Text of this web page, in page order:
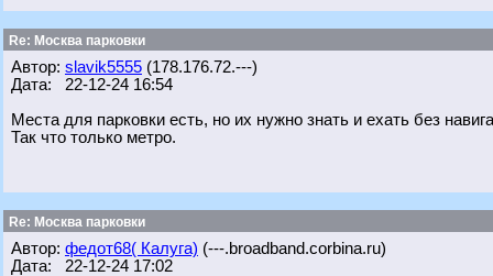
Re: Москва парковки
Автор: slavik5555 (178.176.72.---)
Дата: 22-12-24 16:54
Места для парковки есть, но их нужно знать и ехать без
Так что только метро.
Re: Москва парковки
Автор: федот68( Калуга) (---.broadband.corbina.ru)
Дата: 22-12-24 17:02